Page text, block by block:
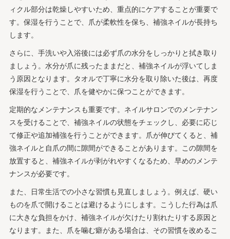
ィクル部分は乾燥しやすいため、重点的にケアすることが重要で
す。保湿を行うことで、爪が柔軟性を保ち、補強ネイルが長持ち
します。
さらに、手洗いや入浴後には必ず爪の水分をしっかりと拭き取り
ましょう。水分が爪に残ったままだと、補強ネイルが浮いてしま
う原因となります。タオルで丁寧に水分を取り除いた後は、再度
保湿を行うことで、爪を健やかに保つことができます。
定期的なメンテナンスも重要です。ネイルサロンでのメンテナン
スを受けることで、補強ネイルの状態をチェックし、必要に応じ
て修正や追加補強を行うことができます。爪が伸びてくると、補
強ネイルと自爪の間に隙間ができることがあります。この隙間を
放置すると、補強ネイルが剥がれやすくなるため、早めのメンテ
ナンスが必要です。
また、日常生活での小さな習慣も見直しましょう。例えば、硬い
ものを爪で開けることは避けるようにします。こうした行為は爪
に大きな負担をかけ、補強ネイルが欠けたり割れたりする原因と
なります。また、爪を噛む癖がある場合は、その習慣を改めるこ